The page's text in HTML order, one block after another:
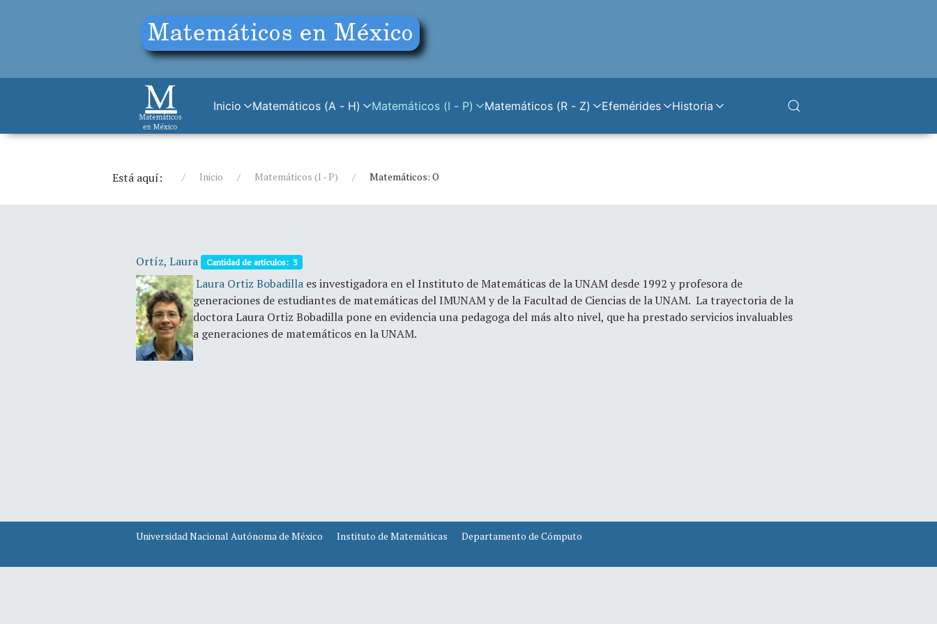
Inicio Matemáticos (A - H) Matemáticos (I - P) Matemáticos (R - Z) Efemérides Historia
Está aquí: Inicio Matemáticos (I - P) Matemáticos: O
Ortíz, Laura Cantidad de artículos: 3
Laura Ortiz Bobadilla es investigadora en el Instituto de Matemáticas de la UNAM desde 1992 y profesora de
generaciones de estudiantes de matemáticas del IMUNAM y de la Facultad de Ciencias de la UNAM. La trayectoria de la
doctora Laura Ortiz Bobadilla pone en evidencia una pedagoga del más alto nivel, que ha prestado servicios invaluables
a generaciones de matemáticos en la UNAM.
Universidad Nacional Autónoma de México Instituto de Matemáticas Departamento de Cómputo